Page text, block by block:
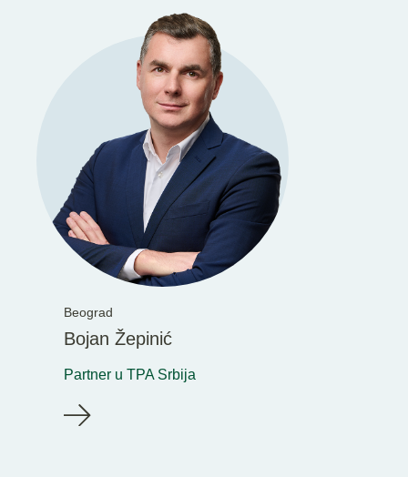
Beograd
Bojan Žepinić
Partner u TPA Srbija